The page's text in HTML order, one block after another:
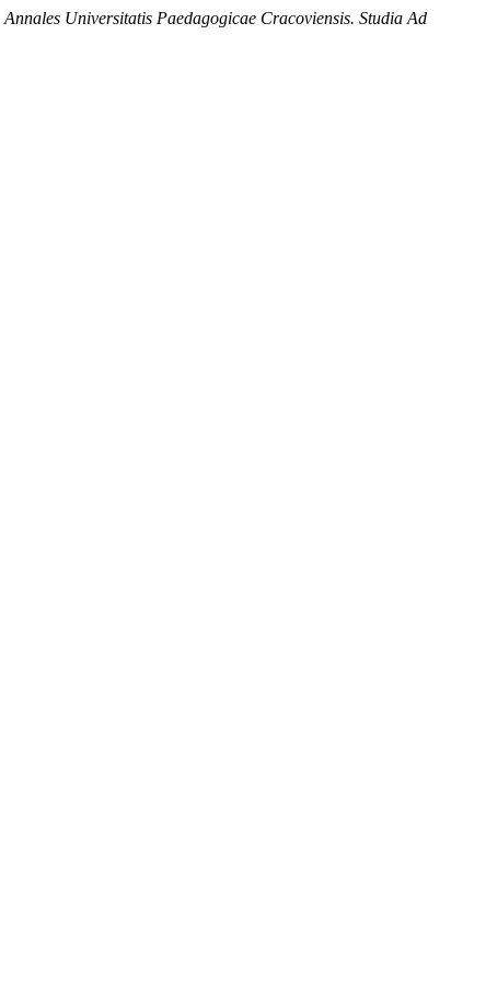
Annales Universitatis Paedagogicae Cracoviensis. Studia Ad